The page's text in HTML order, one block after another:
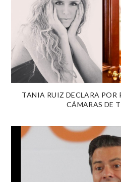
TANIA RUIZ DECLARA POR
CÁMARAS DE